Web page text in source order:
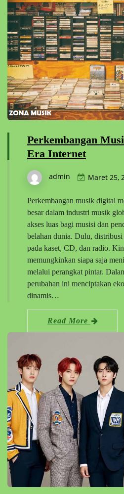
Perkembangan
Era Internet
admin Maret 25,
Perkembangan musik digital
besar dalam industri musik
akses luas bagi musisi dan
belahan dunia. Dulu,
pada kaset, CD, dan radio.
memungkinkan siapa saja
melalui perangkat pintar.
perubahan ini menciptakan
dinamis…
Read More